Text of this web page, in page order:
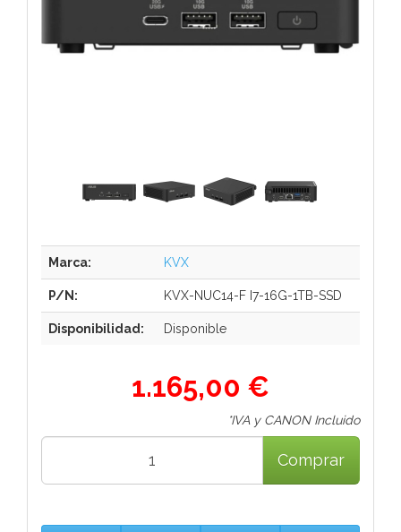
Marca: KVX
P/N: KVX-NUC14-F I7-16G-1TB-SSD
Disponibilidad: Disponible
1.165,00 €
*IVA y CANON Incluido
Comprar